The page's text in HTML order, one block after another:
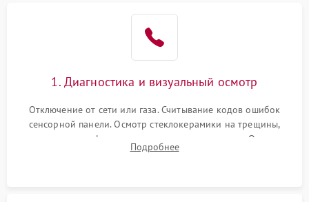
1. Диагностика и визуальный осмотр
Отключение от сети или газа. Считывание кодов ошибок
сенсорной панели. Осмотр стеклокерамики на трещины,
проверка конфорок на равномерность нагрева. Опрос
клиента о симптомах (не включается, не видит посуду,
Подробнее